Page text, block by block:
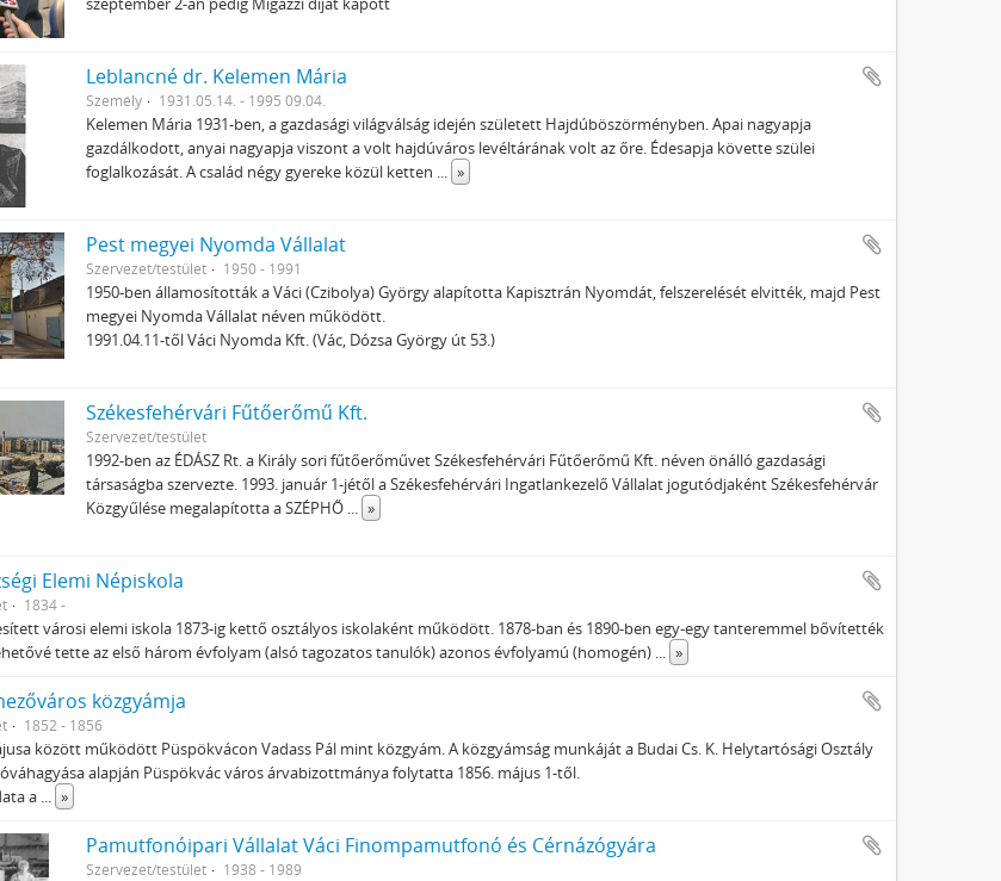
Leblancné dr. Kelemen Mária
Személy 1931.05.14. - 1995 09.04.
Kelemen Mária 1931-ben, a gazdasági világválság idején született Hajdúböszörményben. Apai nagyapja
gazdálkodott, anyai nagyapja viszont a volt hajdúváros levéltárának volt az őre. Édesapja követte szülei
foglalkozását. A család négy gyereke közül ketten ... »
Pest megyei Nyomda Vállalat
Szervezet/testület 1950 - 1991
1950-ben államosították a Váci (Czibolya) György alapította Kapisztrán Nyomdát, felszerelését elvitték, majd Pest
megyei Nyomda Vállalat néven működött.
1991.04.11-től Váci Nyomda Kft. (Vác, Dózsa György út 53.)
Székesfehérvári Fűtőerőmű Kft.
Szervezet/testület
1992-ben az ÉDÁSZ Rt. a Király sori fűtőerőművet Székesfehérvári Fűtőerőmű Kft. néven önálló gazdasági
társaságba szervezte. 1993. január 1-jétől a Székesfehérvári Ingatlankezelő Vállalat jogutódjaként Székesfehérvár
Közgyűlése megalapította a SZÉPHŐ ... »
Elemi Népiskola
1834 -
városi elemi iskola 1873-ig kettő osztályos iskolaként működött. 1878-ban és 1890-ben egy-egy tanteremmel bővítették
tette az első három évfolyam (alsó tagozatos tanulók) azonos évfolyamú (homogén) ... »
közgyámja
1852 - 1856
között működött Püspökvácon Vadass Pál mint közgyám. A közgyámság munkáját a Budai Cs. K. Helytartósági Osztály
alapján Püspökvác város árvabizottmánya folytatta 1856. május 1-től.
a ... »
Pamutfonóipari Vállalat Váci Finompamutfonó és Cérnázógyára
Szervezet/testület 1938 - 1989